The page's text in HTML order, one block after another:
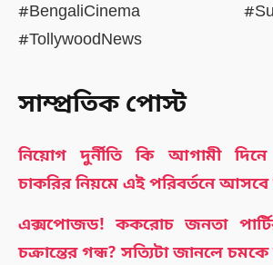
#BengaliCinema
#TollywoodNews
সাম্প্রতিক পোস্ট
নিয়োগ দুর্নীতি কি আগামী
চাকরির নিয়মে এই পরিবর্তনে আসবে
এক্সপোজড! ককরোচ জনতা
চক্রান্তের গন্ধ? সত্যিটা জানলে